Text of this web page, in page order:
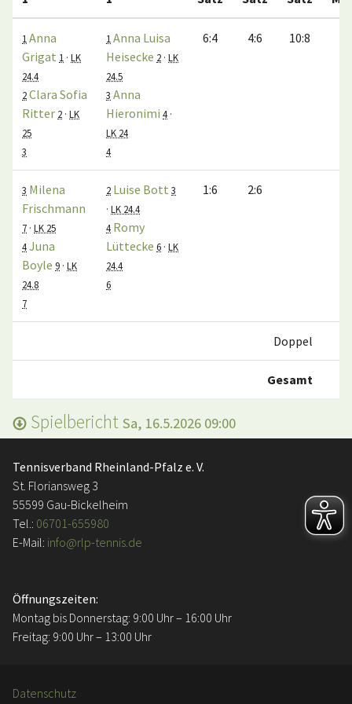
1 Anna
Grigat 1 · LK
24.4
2Clara Sofia
Ritter 2 · LK
25
3
1 Anna Luisa
Heisecke 2 · LK
24.5
3 Anna
Hieronimi 4 ·
LK 24
4
6:4 4:6 10:8
3 Milena
Frischmann
7 · LK 25
4Juna
Boyle 9 · LK
24.8
7
2 Luise Bott 3
· LK 24.4
4 Romy
Lüttecke 6 · LK
24.4
6
1:6 2:6
Doppel
Gesamt
Spielbericht Sa, 16.5.2026 09:00
Tennisverband Rheinland-Pfalz e. V.
St. Floriansweg 3
55599 Gau-Bickelheim
Tel.: 06701-655980
E-Mail: info@rlp-tennis.de
Öffnungszeiten:
Montag bis Donnerstag: 9:00 Uhr – 16:00 Uhr
Freitag: 9:00 Uhr – 13:00 Uhr
Datenschutz